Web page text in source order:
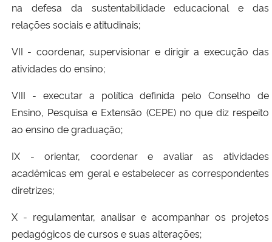
na defesa da sustentabilidade educacional e das
relações sociais e atitudinais;
VII - coordenar, supervisionar e dirigir a execução das
atividades do ensino;
VIII - executar a política definida pelo Conselho de
Ensino, Pesquisa e Extensão (CEPE) no que diz respeito
ao ensino de graduação;
IX - orientar, coordenar e avaliar as atividades
acadêmicas em geral e estabelecer as correspondentes
diretrizes;
X - regulamentar, analisar e acompanhar os projetos
pedagógicos de cursos e suas alterações;